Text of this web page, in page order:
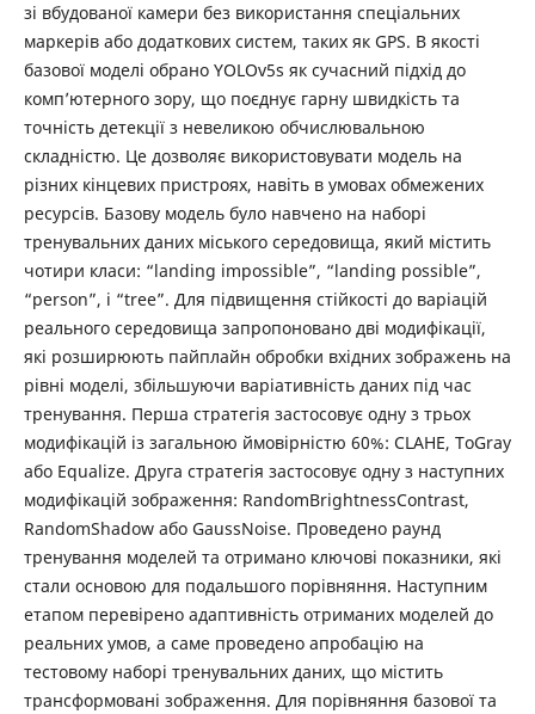
зі вбудованої камери без використання спеціальних
маркерів або додаткових систем, таких як GPS. В якості
базової моделі обрано YOLOv5s як сучасний підхід до
комп’ютерного зору, що поєднує гарну швидкість та
точність детекції з невеликою обчислювальною
складністю. Це дозволяє використовувати модель на
різних кінцевих пристроях, навіть в умовах обмежених
ресурсів. Базову модель було навчено на наборі
тренувальних даних міського середовища, який містить
чотири класи: “landing impossible”, “landing possible”,
“person”, і “tree”. Для підвищення стійкості до варіацій
реального середовища запропоновано дві модифікації,
які розширюють пайплайн обробки вхідних зображень на
рівні моделі, збільшуючи варіативність даних під час
тренування. Перша стратегія застосовує одну з трьох
модифікацій із загальною ймовірністю 60%: CLAHE, ToGray
або Equalize. Друга стратегія застосовує одну з наступних
модифікацій зображення: RandomBrightnessContrast,
RandomShadow або GaussNoise. Проведено раунд
тренування моделей та отримано ключові показники, які
стали основою для подальшого порівняння. Наступним
етапом перевірено адаптивність отриманих моделей до
реальних умов, а саме проведено апробацію на
тестовому наборі тренувальних даних, що містить
трансформовані зображення. Для порівняння базової та